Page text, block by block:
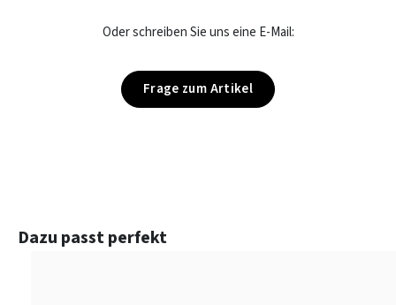
Oder schreiben Sie uns eine E-Mail:
Frage zum Artikel
Produktgalerie überspringen
Dazu passt perfekt